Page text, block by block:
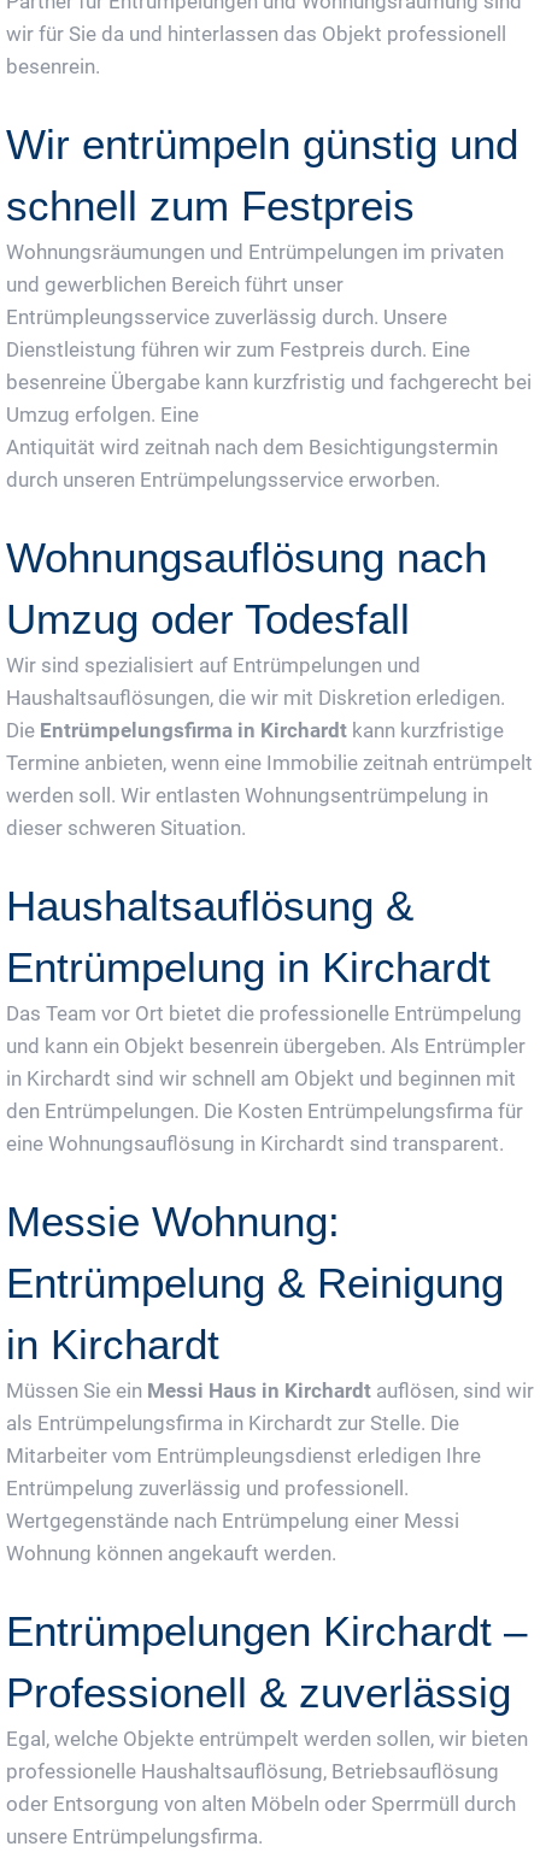
wir für Sie da und hinterlassen das Objekt professionell
besenrein.
Wir entrümpeln günstig und
schnell zum Festpreis
Wohnungsräumungen und Entrümpelungen im privaten
und gewerblichen Bereich führt unser
Entrümpleungsservice zuverlässig durch. Unsere
Dienstleistung führen wir zum Festpreis durch. Eine
besenreine Übergabe kann kurzfristig und fachgerecht bei
Umzug erfolgen. Eine
Antiquität wird zeitnah nach dem Besichtigungstermin
durch unseren Entrümpelungsservice erworben.
Wohnungsauflösung nach
Umzug oder Todesfall
Wir sind spezialisiert auf Entrümpelungen und
Haushaltsauflösungen, die wir mit Diskretion erledigen.
Die Entrümpelungsfirma in Kirchardt kann kurzfristige
Termine anbieten, wenn eine Immobilie zeitnah entrümpelt
werden soll. Wir entlasten Wohnungsentrümpelung in
dieser schweren Situation.
Haushaltsauflösung &
Entrümpelung in Kirchardt
Das Team vor Ort bietet die professionelle Entrümpelung
und kann ein Objekt besenrein übergeben. Als Entrümpler
in Kirchardt sind wir schnell am Objekt und beginnen mit
den Entrümpelungen. Die Kosten Entrümpelungsfirma für
eine Wohnungsauflösung in Kirchardt sind transparent.
Messie Wohnung:
Entrümpelung & Reinigung
in Kirchardt
Müssen Sie ein Messi Haus in Kirchardt auflösen, sind wir
als Entrümpelungsfirma in Kirchardt zur Stelle. Die
Mitarbeiter vom Entrümpleungsdienst erledigen Ihre
Entrümpelung zuverlässig und professionell.
Wertgegenstände nach Entrümpelung einer Messi
Wohnung können angekauft werden.
Entrümpelungen Kirchardt –
Professionell & zuverlässig
Egal, welche Objekte entrümpelt werden sollen, wir bieten
professionelle Haushaltsauflösung, Betriebsauflösung
oder Entsorgung von alten Möbeln oder Sperrmüll durch
unsere Entrümpelungsfirma.